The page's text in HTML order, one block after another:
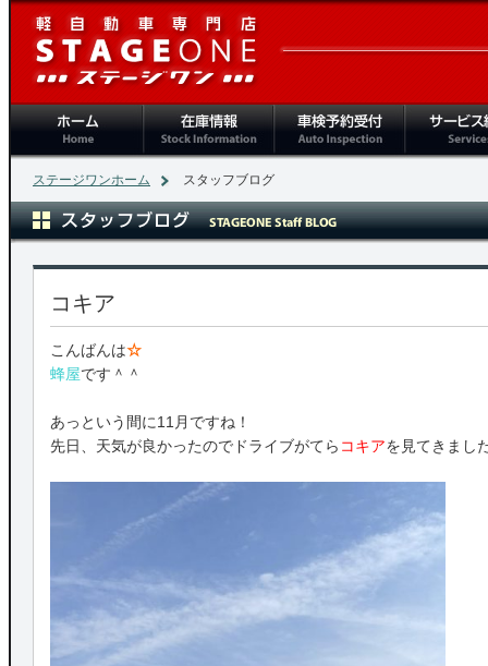
在庫情報 車検予約受付
ステージワンホーム スタッフブログ
コキア
こんばんは☆
蜂屋です＾＾
あっという間に11月ですね！
先日、天気が良かったのでドライブがてら コキアを見てきまし